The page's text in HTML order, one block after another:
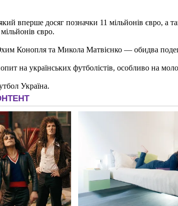
вперше досяг позначки 11 мільйонів євро, а
євро.
Конопля та Микола Матвієнко — обидва
на українських футболістів, особливо на
Україна.